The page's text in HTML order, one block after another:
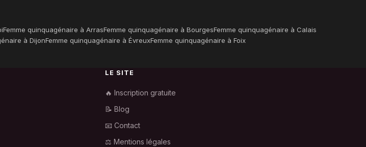
Femme quinquagénaire à ArrasFemme quinquagénaire à BourgesFemme quinquagénaire à Calais
à DijonFemme quinquagénaire à ÉvreuxFemme quinquagénaire à Foix
LE SITE
🔥 Inscription gratuite
📝 Blog
📧 Contact
⚖️ Mentions légales